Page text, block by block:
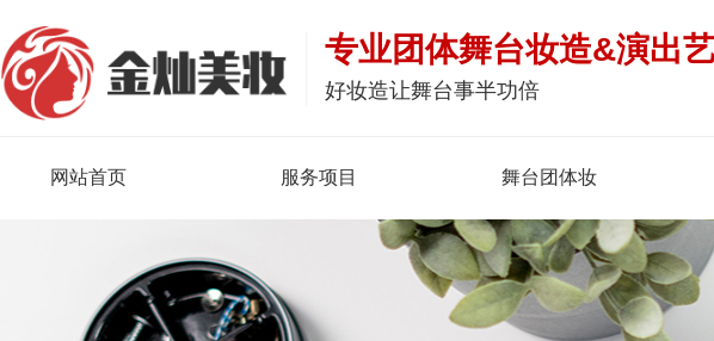
专业团体舞台妆造&演出
好妆造让舞台事半功倍
网站首页 服务项目 舞台团体妆